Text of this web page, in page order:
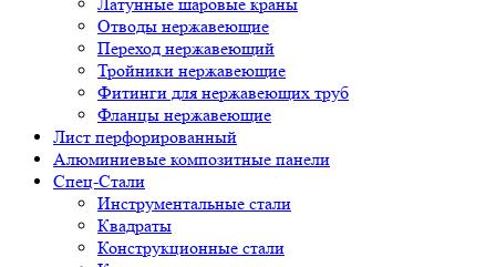
Отводы нержавеющие
Переход нержавеющий
Тройники нержавеющие
Фитинги для нержавеющих труб
Фланцы нержавеющие
Лист перфорированный
Алюминиевые композитные панели
Спец-Стали
Инструментальные стали
Квадраты
Конструкционные стали